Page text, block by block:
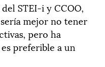
STEI-i y CCOO,
mejor no tener
pero ha
preferible a un